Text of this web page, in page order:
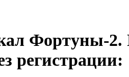
Фортуны-2.
регистрации: